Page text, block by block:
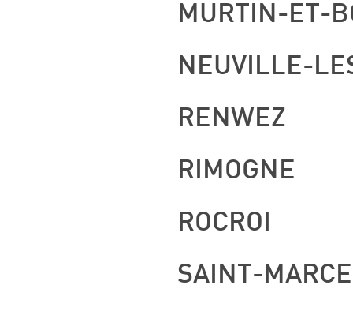
MURTIN-ET-
NEUVILLE-
RENWEZ
RIMOGNE
ROCROI
SAINT-